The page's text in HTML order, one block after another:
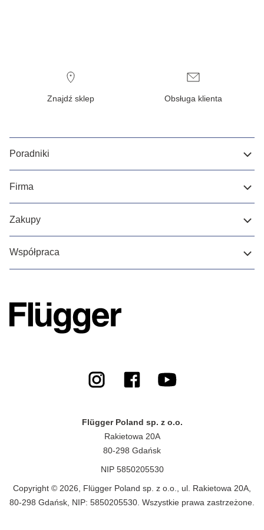
Znajdź sklep Obsługa klienta
Poradniki
Firma
Zakupy
Współpraca
Flügger Poland sp. z o.o.
Rakietowa 20A
80-298 Gdańsk
NIP 5850205530
Copyright © 2026, Flügger Poland sp. z o.o., ul. Rakietowa 20A,
80-298 Gdańsk, NIP: 5850205530. Wszystkie prawa zastrzeżone.